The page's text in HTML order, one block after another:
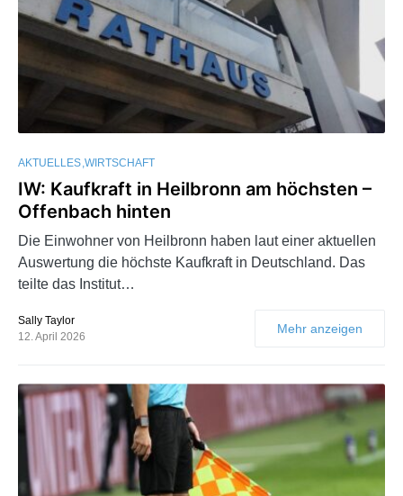
AKTUELLES WIRTSCHAFT
IW: Kaufkraft in Heilbronn am höchsten –
Offenbach hinten
Die Einwohner von Heilbronn haben laut einer aktuellen
Auswertung die höchste Kaufkraft in Deutschland. Das
teilte das Institut…
Sally Taylor
12. April 2026
Mehr anzeigen